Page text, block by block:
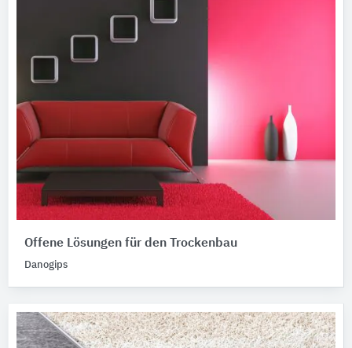
Offene Lösungen für den Trockenbau
Danogips